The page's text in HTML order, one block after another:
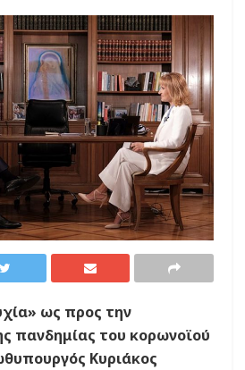
ως προς την
πανδημίας του κορωνοϊού
Κυριάκος